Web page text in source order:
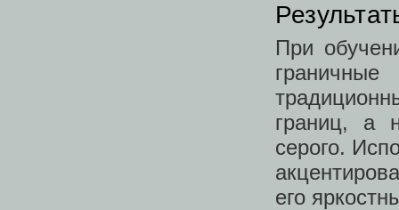
При
границ, а
серого.
его